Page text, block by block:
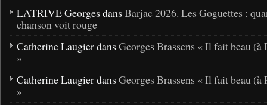
LATRIVE Georges dans Barjac 2026. Les Goguettes :
chanson voit rouge
Catherine Laugier dans Georges Brassens « Il fait beau (à
»
Catherine Laugier dans Georges Brassens « Il fait beau (à
»